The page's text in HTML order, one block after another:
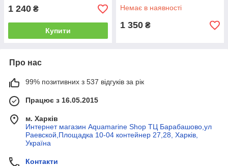
1 240 ₴
Купити
Немає в наявності
1 350 ₴
Про нас
99% позитивних з 537 відгуків за рік
Працює з 16.05.2015
м. Харків
Интернет магазин Aquamarine Shop ТЦ Барабашово,ул
Раевской,Площадка 10-04 контейнер 27,28, Харків,
Україна
Контакти